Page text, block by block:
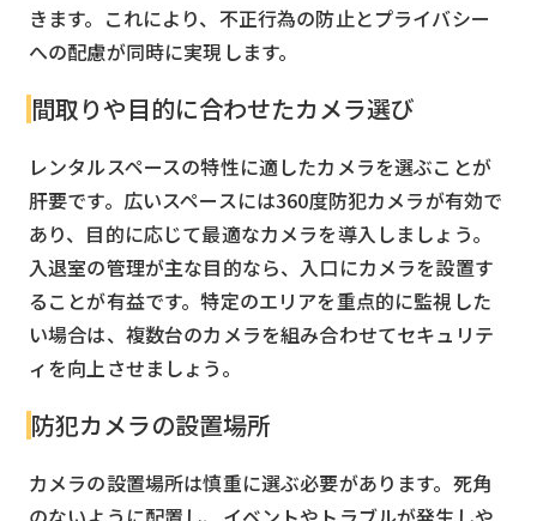
きます。これにより、不正行為の防止とプライバシー
への配慮が同時に実現します。
間取りや目的に合わせたカメラ選び
レンタルスペースの特性に適したカメラを選ぶことが
肝要です。広いスペースには360度防犯カメラが有効で
あり、目的に応じて最適なカメラを導入しましょう。
入退室の管理が主な目的なら、入口にカメラを設置す
ることが有益です。特定のエリアを重点的に監視した
い場合は、複数台のカメラを組み合わせてセキュリテ
ィを向上させましょう。
防犯カメラの設置場所
カメラの設置場所は慎重に選ぶ必要があります。死角